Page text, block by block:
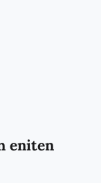
eniten